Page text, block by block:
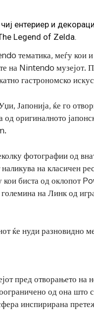
ентериер и
Legend of Zelda.
тематика, меѓу кои
на Nintendo музејот.
гастрономско
Јапонија, ќе го
оригиналното
фотографии од
на класичен
биста од оклопот
на Линк од
ќе нуди разновидно
пред отворањето на
од она што
инспирирана